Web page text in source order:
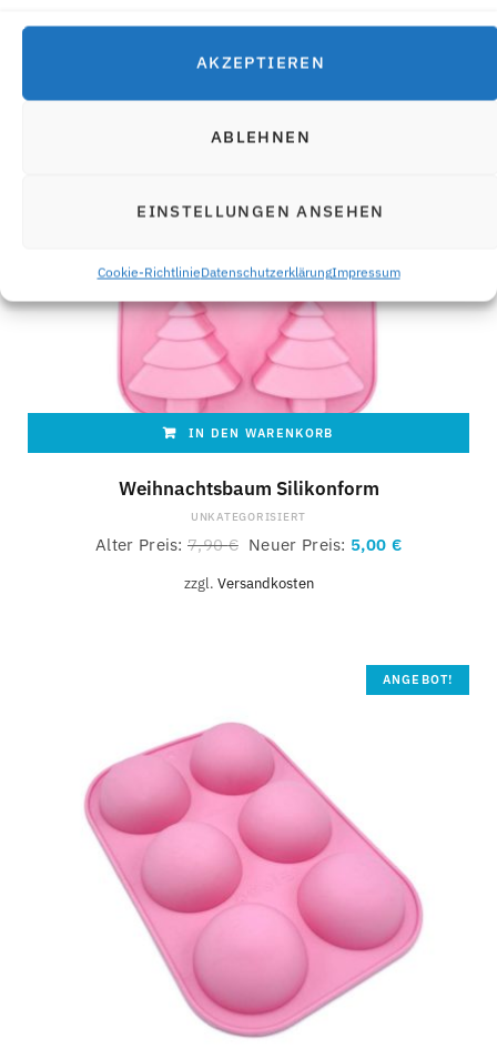
AKZEPTIEREN
ABLEHNEN
EINSTELLUNGEN ANSEHEN
Cookie-RichtlinieDatenschutzerklärungImpressum
IN DEN WARENKORB
Weihnachtsbaum Silikonform
UNKATEGORISIERT
Alter Preis: 7,90€ Neuer Preis: 5,00 €
zzgl. Versandkosten
ANGEBOT!